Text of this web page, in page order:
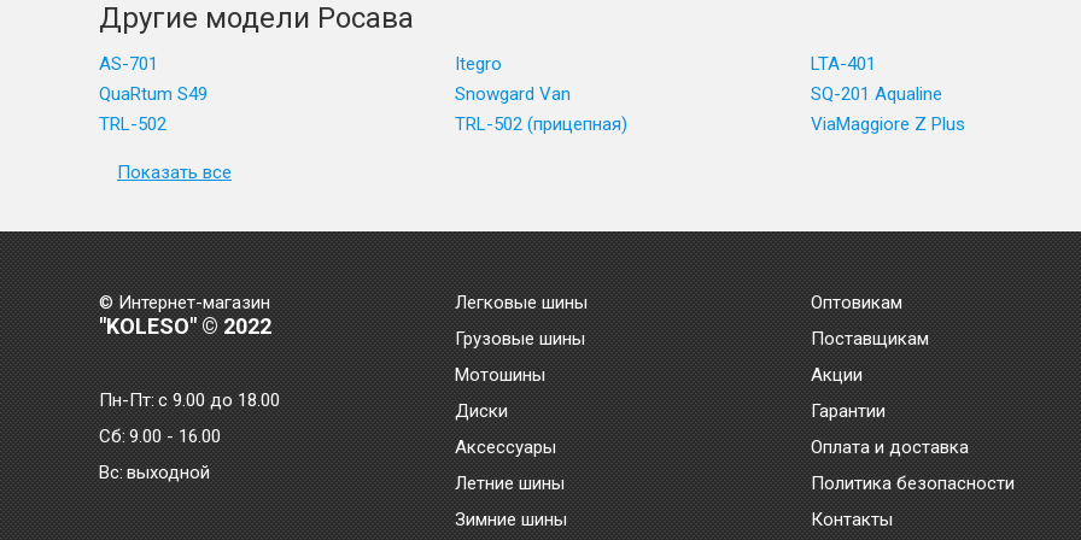
Другие модели Росава
AS-701 Itegro
LTA-401
QuaRtum S49
Snowgard Van
SQ-201 Aqualine
TRL-502
TRL-502 (прицепная) ViaMaggiore Z Plus
Показать все
© Интернет-магазин
"KOLESO" © 2022
Пн-Пт:с 9.00 до 18.00
Сб: 9.00 - 16.00
Bc: выходной
Легковые шины
Грузовые шины
Мотошины
Диски
Аксессуары
Летние шины
Зимние шины
Оптовикам
Поставщикам
Акции
Гарантии
Оплата и доставка
Политика безопасности
Контакты